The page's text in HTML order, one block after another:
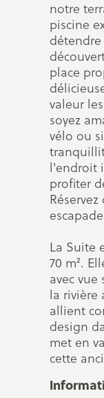
notre
piscine
place
valeur
soyez
vélo ou
l'endroit
profiter
La Suite
70 m².
avec
la rivière
allient
design
met en
cette